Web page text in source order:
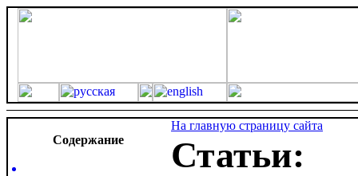
Cодержание
На главную страницу сайта
Статьи: